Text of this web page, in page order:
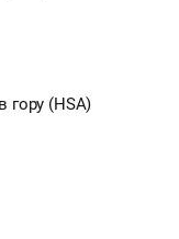
гору (HSA)